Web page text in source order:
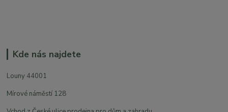
Kde nás najdete
Louny 44001
Mírové náměstí 128